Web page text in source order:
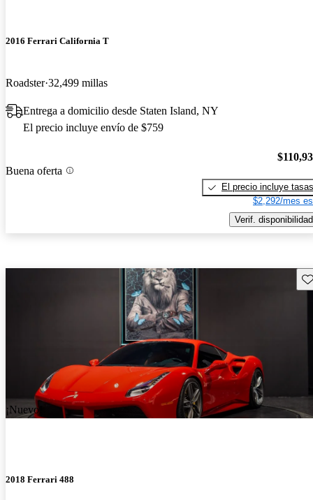
2016 Ferrari California T
Roadster 32,499 millas
Entrega a domicilio desde Staten Island, NY
El precio incluye envío de $759
Buena oferta
El precio incluye tasas
$2,292/mes
Verif. disponibilidad
¡Nuevo!
2018 Ferrari 488